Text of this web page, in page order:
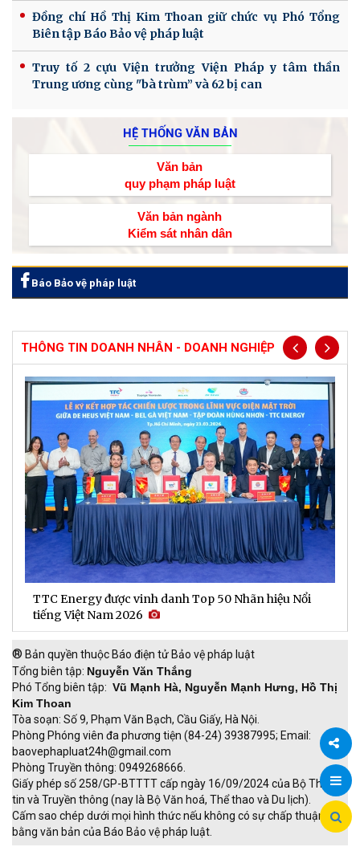
Chia
Đồng chí Hồ Thị Kim Thoan giữ chức vụ Phó Tổng
Biên tập Báo Bảo vệ pháp luật
Truy tố 2 cựu Viện trưởng Viện Pháp y tâm thần
Trung ương cùng "bà trùm” và 62 bị can
HỆ THỐNG VĂN BẢN
Văn bản
quy phạm pháp luật
Văn bản ngành
Kiểm sát nhân dân
Báo Bảo vệ pháp luật
THÔNG TIN DOANH NHÂN - DOANH NGHIỆP
TTC Energy được vinh danh Top 50 Nhãn hiệu Nổi
tiếng Việt Nam 2026
® Bản quyền thuộc Báo điện tử Bảo vệ pháp luật
Tổng biên tập: Nguyễn Văn Thắng
Phó Tổng biên tập: Vũ Mạnh Hà, Nguyễn Mạnh Hưng, Hồ Thị
Kim Thoan
Tòa soạn: Số 9, Phạm Văn Bạch, Cầu Giấy, Hà Nội.
Phòng Phóng viên đa phương tiện (84-24) 39387995; Email:
baovephapluat24h@gmail.com
Phòng Truyền thông: 0949268666.
Giấy phép số 258/GP-BTTTT cấp ngày 16/09/2024 của Bộ Thông
tin và Truyền thông (nay là Bộ Văn hoá, Thể thao và Du lịch).
Cấm sao chép dưới mọi hình thức nếu không có sự chấp thuận
bằng văn bản của Báo Bảo vệ pháp luật.